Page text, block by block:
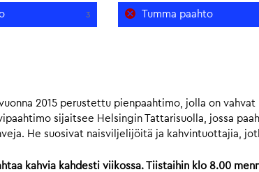
3 Tumma paahto
vuonna 2015 perustettu pienpaahtimo, jolla on
sijaitsee Helsingin Tattarisuolla, jossa
He suosivat naisviljelijöitä ja kahvintuottajia,
kahvia kahdesti viikossa. Tiistaihin klo 8.00